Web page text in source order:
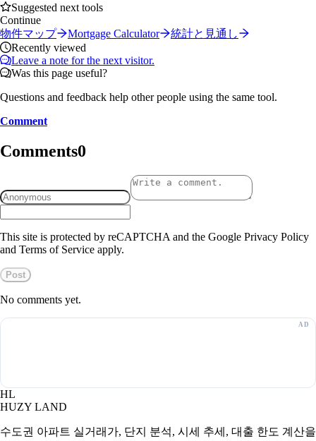
Suggested next tools
Continue
物件マップ
Mortgage Calculator
統計と見通し
Recently viewed
Leave a note for the next visitor.
Was this page useful?
Questions and feedback help other people using the same tool.
Comment
Comments0
This site is protected by reCAPTCHA and the Google Privacy Policy
and Terms of Service apply.
Post
No comments yet.
HL
HUZY LAND
수도권 아파트 실거래가, 단지 분석, 시세 추세, 대출 한도 계산을